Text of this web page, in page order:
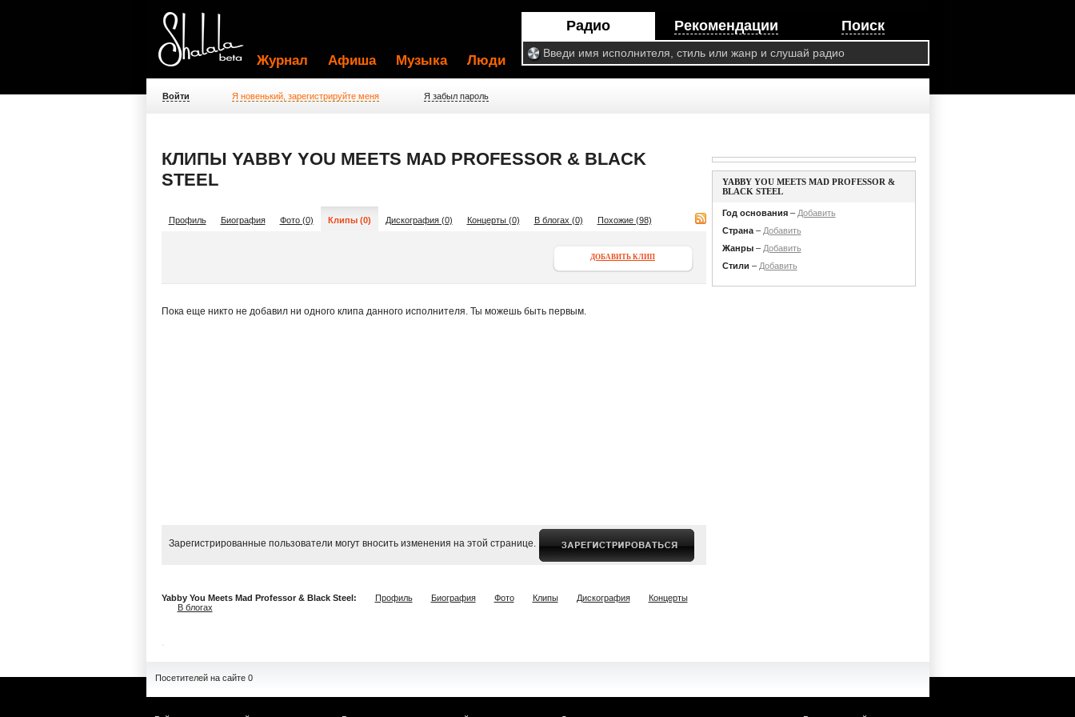
Радио Рекомендации Поиск
Журнал Афиша Музыка Люди
Войти Я новенький, зарегистрируйте меня Я забыл пароль
КЛИПЫ YABBY YOU MEETS MAD PROFESSOR & BLACK
STEEL
Профиль Биография Фото (0) Клипы (0) Дискография (0) Концерты (0) В блогах (0) Похожие (98)
ДОБАВИТЬ КЛИП
Пока еще никто не добавил ни одного клипа данного исполнителя. Ты можешь быть первым.
Зарегистрированные пользователи могут вносить изменения на этой странице.
Yabby You Meets Mad Professor & Black Steel: Профиль Биография Фото Клипы Дискография
Концерты
В блогах
YABBY YOU MEETS MAD PROFESSOR &
BLACK STEEL
Год основания– Добавить
Страна– Добавить
Жанры– Добавить
Стили – Добавить
Посетителей на сайте 0